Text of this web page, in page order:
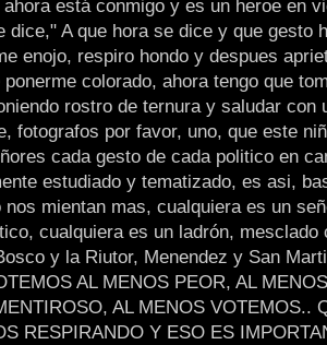
ahora está conmigo y es un heroe en
dice," A que hora se dice y que gesto
enojo, respiro hondo y despues
ponerme colorado, ahora tengo que
rostro de ternura y saludar con
fotografos por favor, uno, que este
cada gesto de cada politico en
estudiado y tematizado, es asi,
nos mientan mas, cualquiera es un
cualquiera es un ladrón, mesclado
y la Riutor, Menendez y San
AL MENOS PEOR, AL
AL MENOS VOTEMOS..
RESPIRANDO Y ESO ES